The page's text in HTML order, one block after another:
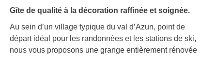
Gîte de qualité à la décoration raffinée et soignée.
Au sein d’un village typique du val d’Azun, point de
départ idéal pour les randonnées et les stations de ski,
nous vous proposons une grange entièrement rénovée